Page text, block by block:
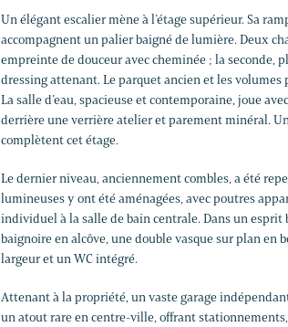
Un élégant escalier mène à l’étage supérieur. Sa
accompagnent un palier baigné de lumière. Deux
empreinte de douceur avec cheminée ; la seconde,
dressing attenant. Le parquet ancien et les volumes
La salle d’eau, spacieuse et contemporaine, joue
derrière une verrière atelier et parement minéral.
complètent cet étage.
Le dernier niveau, anciennement combles, a été
lumineuses y ont été aménagées, avec poutres
individuel à la salle de bain centrale. Dans un esprit
baignoire en alcôve, une double vasque sur plan en
largeur et un WC intégré.
Attenant à la propriété, un vaste garage
un atout rare en centre-ville, offrant